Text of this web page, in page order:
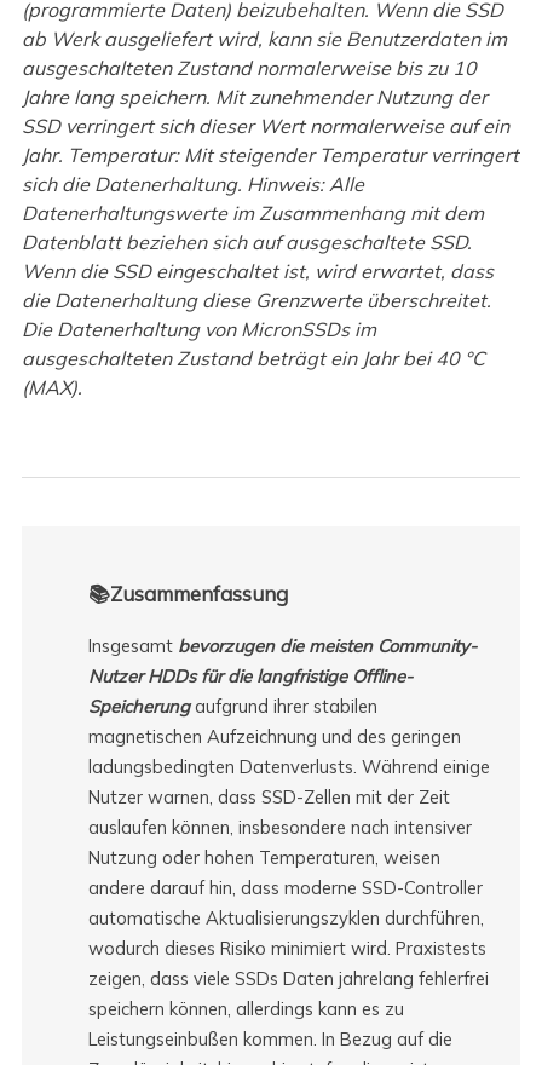
(programmierte Daten) beizubehalten. Wenn die SSD
ab Werk ausgeliefert wird, kann sie Benutzerdaten im
ausgeschalteten Zustand normalerweise bis zu 10
Jahre lang speichern. Mit zunehmender Nutzung der
SSD verringert sich dieser Wert normalerweise auf ein
Jahr. Temperatur: Mit steigender Temperatur verringert
sich die Datenerhaltung. Hinweis: Alle
Datenerhaltungswerte im Zusammenhang mit dem
Datenblatt beziehen sich auf ausgeschaltete SSD.
Wenn die SSD eingeschaltet ist, wird erwartet, dass
die Datenerhaltung diese Grenzwerte überschreitet.
Die Datenerhaltung von MicronSSDs im
ausgeschalteten Zustand beträgt ein Jahr bei 40 °C
(MAX).
📚Zusammenfassung
Insgesamt bevorzugen die meisten Community-
Nutzer HDDs für die langfristige Offline-
Speicherungaufgrund ihrer stabilen
magnetischen Aufzeichnung und des geringen
ladungsbedingten Datenverlusts. Während einige
Nutzer warnen, dass SSD-Zellen mit der Zeit
auslaufen können, insbesondere nach intensiver
Nutzung oder hohen Temperaturen, weisen
andere darauf hin, dass moderne SSD-Controller
automatische Aktualisierungszyklen durchführen,
wodurch dieses Risiko minimiert wird. Praxistests
zeigen, dass viele SSDs Daten jahrelang fehlerfrei
speichern können, allerdings kann es zu
Leistungseinbußen kommen. In Bezug auf die